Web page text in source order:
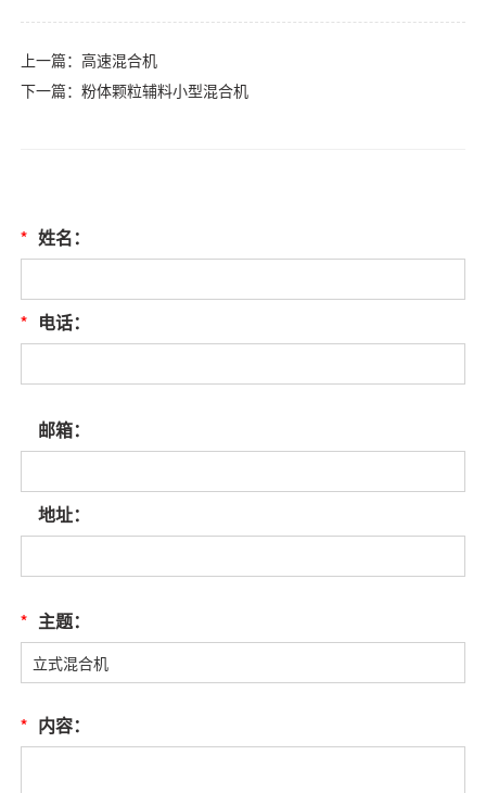
上一篇：高速混合机
下一篇：粉体颗粒辅料小型混合机
* 姓名：
* 电话：
邮箱：
地址：
* 主题：
* 内容：